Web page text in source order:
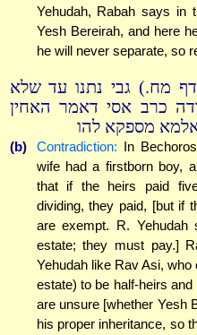
Yehudah, Rabah says in
Yesh Bereirah, and here
he will never separate, so
דף מח.) גבי נתנו עד שלא
כרב אסי דאמר האחין
אלמא מספקא להו
(b) Contradiction: In
wife had a firstborn boy,
that if the heirs paid
dividing, they paid, [but if
are exempt. R.
estate; they must pay.]
Yehudah like Rav Asi,
estate) to be half-heirs
are unsure [whether Yesh
his proper inheritance, so